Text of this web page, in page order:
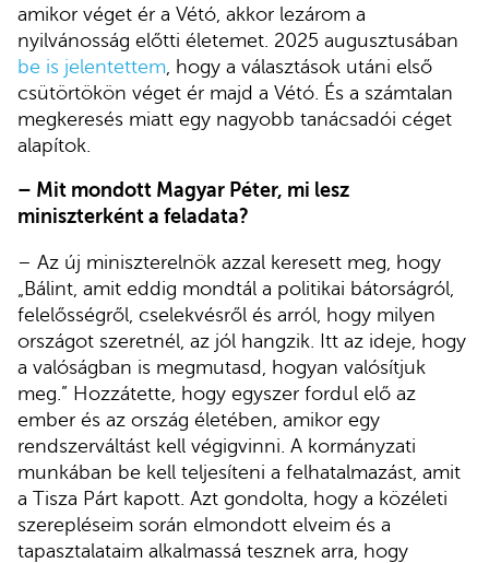
amikor véget ér a Vétó, akkor lezárom a
nyilvánosság előtti életemet. 2025 augusztusában
be is jelentettem , hogy a választások utáni első
csütörtökön véget ér majd a Vétó. És a számtalan
megkeresés miatt egy nagyobb tanácsadói céget
alapítok.
– Mit mondott Magyar Péter, mi lesz
miniszterként a feladata?
– Az új miniszterelnök azzal keresett meg, hogy
„Bálint, amit eddig mondtál a politikai bátorságról,
felelősségről, cselekvésről és arról, hogy milyen
országot szeretnél, az jól hangzik. Itt az ideje, hogy
a valóságban is megmutasd, hogyan valósítjuk
meg.” Hozzátette, hogy egyszer fordul elő az
ember és az ország életében, amikor egy
rendszerváltást kell végigvinni. A kormányzati
munkában be kell teljesíteni a felhatalmazást, amit
a Tisza Párt kapott. Azt gondolta, hogy a közéleti
szerepléseim során elmondott elveim és a
tapasztalataim alkalmassá tesznek arra, hogy